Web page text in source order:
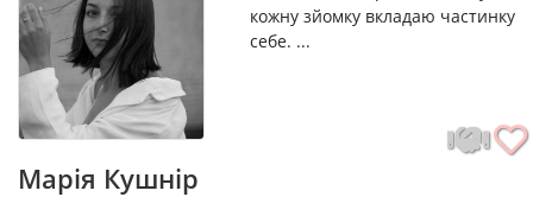
кожну зйомку вкладаю частинку
себе. ...
Марія Кушнір